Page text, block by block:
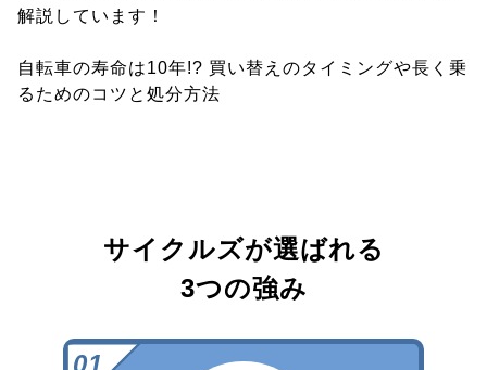
解説しています！
自転車の寿命は10年!? 買い替えのタイミングや長く乗
るためのコツと処分方法
サイクルズが選ばれる
3つの強み